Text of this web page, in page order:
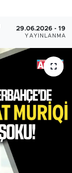
29.06.2026 -
YAYINLANMA